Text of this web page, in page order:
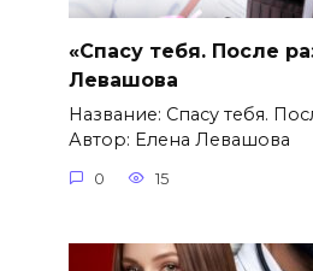
«Спасу тебя. После
Левашова
Название: Спасу тебя.
Автор: Елена Левашова
0 15